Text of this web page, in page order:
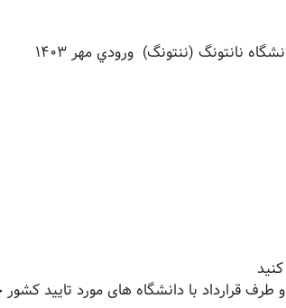
نانتونگ (ننتونگ) ورودي مهر ١٤٠٣
قرارداد با دانشگاه های مورد تایید